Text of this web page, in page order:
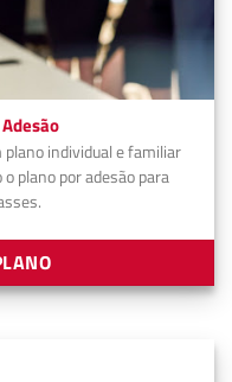
plano individual e familiar
plano por adesão para